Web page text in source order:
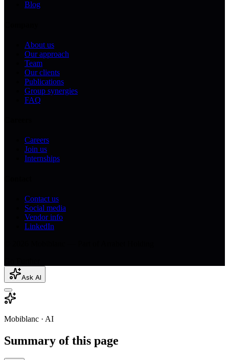
Blog
About us
Our approach
Team
Our clients
Publications
Group synergies
FAQ
Careers
Join us
Internships
Contact us
Social media
Vendor info
LinkedIn
Ask AI
Mobiblanc · AI
Summary of this page